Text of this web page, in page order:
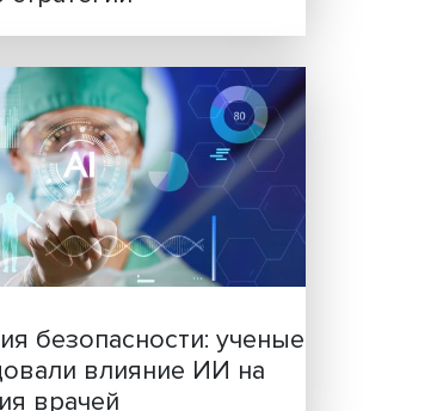
Новые инвестиции:
семей становится частью
бизнес-стратегий